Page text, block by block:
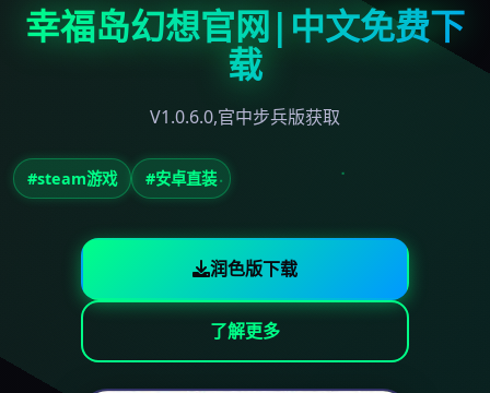
幸福岛幻想官网|中文免费下
载
V1.0.6.0,官中步兵版获取
#steam游戏 #安卓直装
润色版下载
了解更多